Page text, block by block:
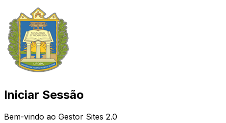
Iniciar Sessão
Bem-vindo ao Gestor Sites 2.0